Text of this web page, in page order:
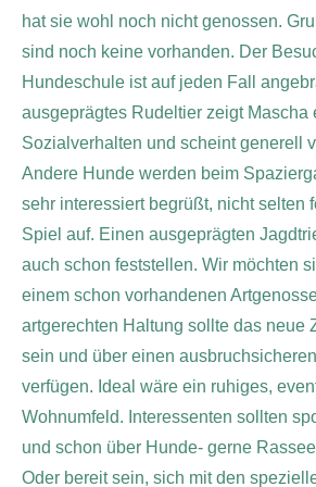
hat sie wohl noch nicht genossen.
sind noch keine vorhanden. Der
Hundeschule ist auf jeden Fall
ausgeprägtes Rudeltier zeigt Mascha
Sozialverhalten und scheint generell
Andere Hunde werden beim
sehr interessiert begrüßt, nicht selten
Spiel auf. Einen ausgeprägten
auch schon feststellen. Wir möchten
einem schon vorhandenen
artgerechten Haltung sollte das neue
sein und über einen
verfügen. Ideal wäre ein ruhiges,
Wohnumfeld. Interessenten sollten
und schon über Hunde- gerne
Oder bereit sein, sich mit den